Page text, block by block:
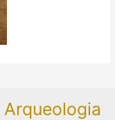
Arqueologia